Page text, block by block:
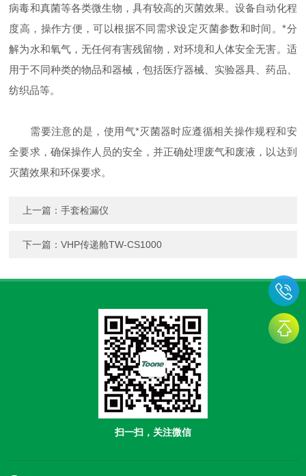
病毒和真菌等各类微生物，具有较高的灭菌效果。设备自动化程
度高，操作方便，可以根据不同需求设定灭菌参数和时间。*分
解为水和氧气，无任何有害残留物，对环境和人体安全无害。适
用于不同种类的物品和器械，包括医疗器械、实验器具、药品、
纺织品等。
需要注意的是，使用气*灭菌器时应遵循相关操作规程和安
全要求，确保操作人员的安全，并正确处理废气和废液，以达到
灭菌效果和环保要求。
上一篇：手套检漏仪
下一篇：VHP传递舱TW-CS1000
扫一扫，关注微信